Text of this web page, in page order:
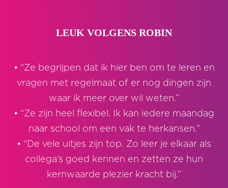
LEUK VOLGENS ROBIN
• “Ze begrijpen dat ik hier ben om te leren en
vragen met regelmaat of er nog dingen zijn
waar ik meer over wil weten.”
• “Ze zijn heel flexibel. Ik kan iedere maandag
naar school om een vak te herkansen.”
• “De vele uitjes zijn top. Zo leer je elkaar als
collega’s goed kennen en zetten ze hun
kernwaarde plezier kracht bij.”